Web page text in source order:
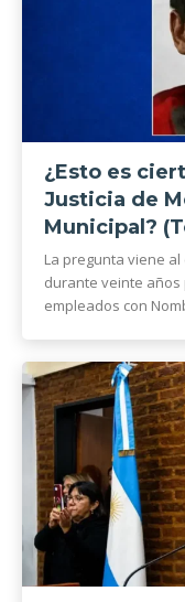
¿Esto es
Justicia de
Municipal?
La pregunta viene
durante veinte años
empleados con